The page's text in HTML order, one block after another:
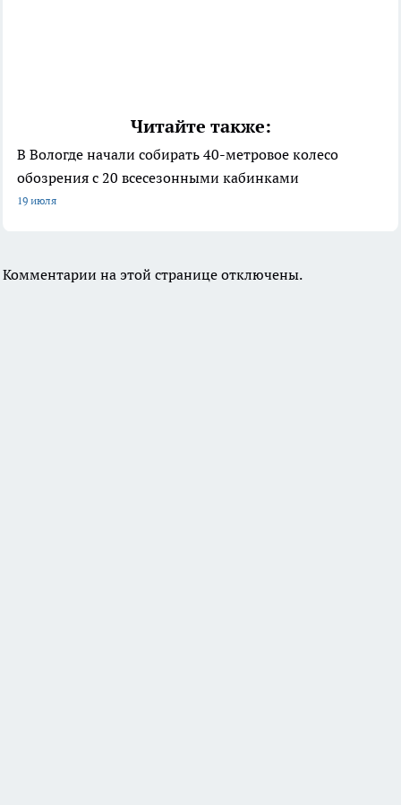
Читайте также:
В Вологде начали собирать 40-метровое колесо
обозрения с 20 всесезонными кабинками
19 июля
Комментарии на этой странице отключены.